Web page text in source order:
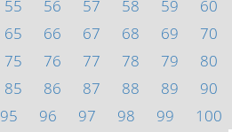
55 56 57 58 59
60
65 66 67 68 69
70
75 76 77 78 79
80
85 86 87 88 89
90
95 96 97 98 99
100